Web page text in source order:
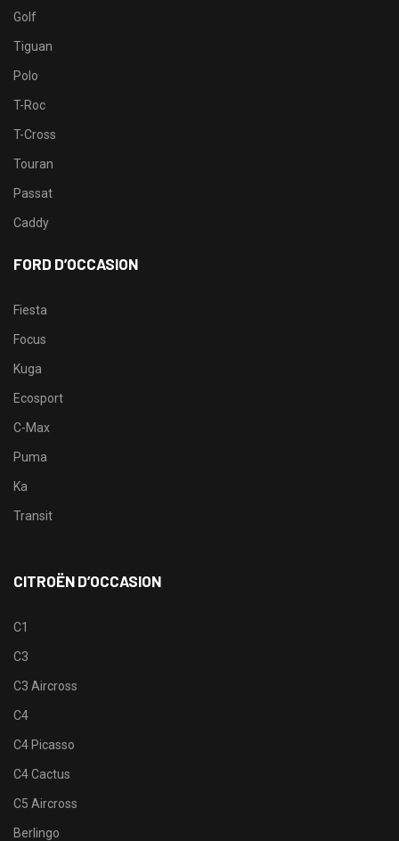
Golf
Tiguan
Polo
T-Roc
T-Cross
Touran
Passat
Caddy
FORD D’OCCASION
Fiesta
Focus
Kuga
Ecosport
C-Max
Puma
Ka
Transit
CITROËN D’OCCASION
C1
C3
C3 Aircross
C4
C4 Picasso
C4 Cactus
C5 Aircross
Berlingo